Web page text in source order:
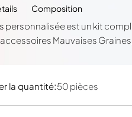
Composition
personnalisée est un kit
Mauvaises
la quantité:50 pièces